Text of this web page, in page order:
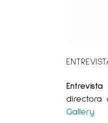
directora
Gallery